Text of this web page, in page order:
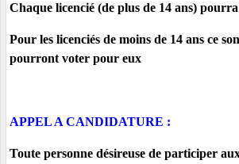
Chaque licencié (de plus de 14 ans)
Pour les licenciés de moins de 14 ans ce
pourront voter pour eux
APPEL A CANDIDATURE :
Toute personne désireuse de participer